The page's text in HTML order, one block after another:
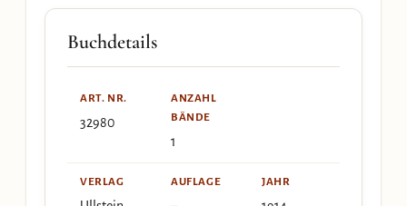
Buchdetails
ART. NR.
32980
ANZAHL
BÄNDE
1
VERLAG AUFLAGE JAHR